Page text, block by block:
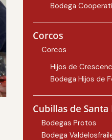
Bodega
Corcos
Corcos
Hijos de
Bodega Hijos de
Cubillas de
Bodegas Protos
Bodega